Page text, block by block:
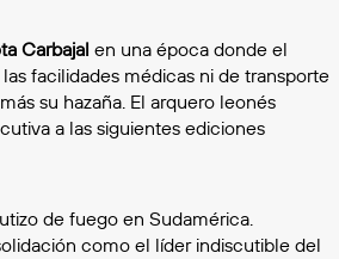
Carbajal en una época donde el
facilidades médicas ni de transporte
su hazaña. El arquero leonés
a las siguientes ediciones
de fuego en Sudamérica.
como el líder indiscutible del